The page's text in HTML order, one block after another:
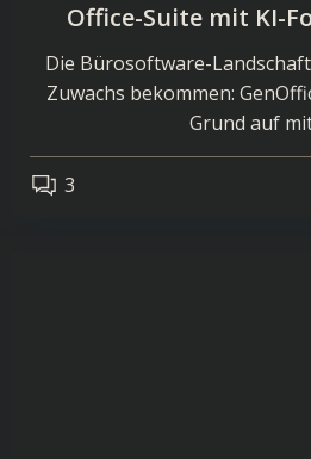
Office-Suite mit KI-
Die Bürosoftware-
Zuwachs bekommen:
Grund auf
3